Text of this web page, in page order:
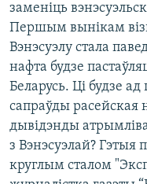
заменіць
Першым вынікам
Вэнэсуэлу стала
нафта будзе
Беларусь. Ці будзе
сапраўды расейская
дывідэнды
з Вэнэсуэлай? Гэтыя
круглым сталом